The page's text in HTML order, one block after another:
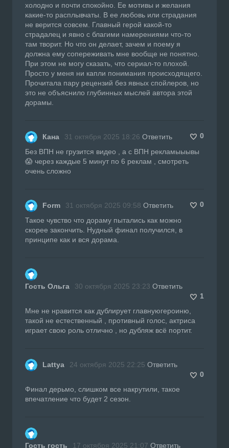
холодно и почти спокойно. Ее мотивы и желания
какие-то расплывчаты. В ее любовь или страдания
не верится совсем. Главный герой какой-то
страдалец и явно с благими намерениями что-то
там творит. Но что он делает, зачем и поему я
должна ему сопереживать мне вообще не понятно.
При этом не могу сказать, что сериал-то плохой.
Просто у меня ни капли понимания происходящего.
Прочитала пару рецензий без явных спойлеров, но
это не объяснило глубинных мыслей автора этой
дорамы.
Кана 31 октября 2025 18:26 Ответить
0
Без ВПН не грузится видео , а с ВПН рекламыыывы
😱 через каждые 5 минут по 6 реклам , смотреть
очень сложно
Form 31 октября 2025 09:58 Ответить
0
Такое чувство что дораму пытались как можно
скорее закончить. Нудный финал получился, в
принципе как и вся дорама.
Гость Ольга 30 октября 2025 23:23 Ответить
1
Мне не нравится как дублирует главнуюгероиню,
такой не естественный , противный голос, актриса
играет свою роль отлично , но дубляж всё портит.
Lattya 24 октября 2025 22:25 Ответить
0
Финал дерьмо, слишком все накрутили, такое
впечатление что будет 2 сезон.
Гость гость 17 октября 2025 21:07 Ответить